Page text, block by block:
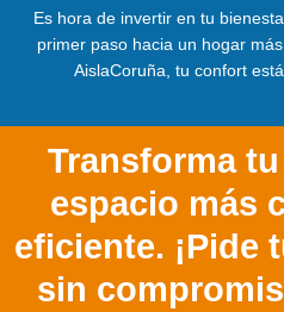
Es hora de invertir en tu
primer paso hacia un hogar
AislaCoruña, tu confort
Transforma
espacio más
eficiente. ¡Pide
sin